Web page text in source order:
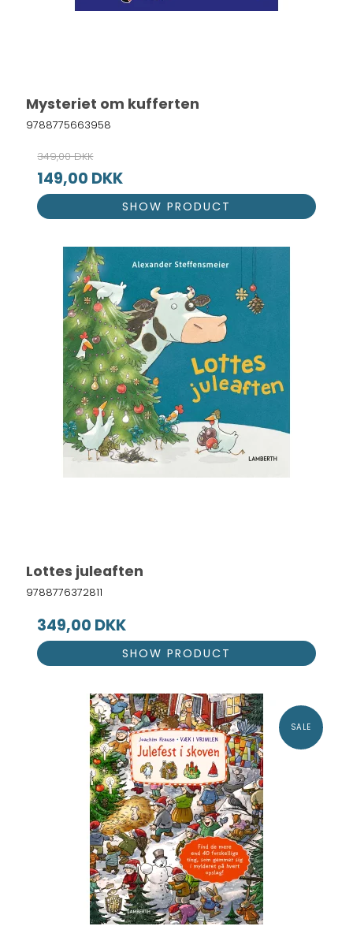
Mysteriet om kufferten
9788775663958
349,00 DKK
149,00 DKK
SHOW PRODUCT
Lottes juleaften
9788776372811
349,00 DKK
SHOW PRODUCT
SALE